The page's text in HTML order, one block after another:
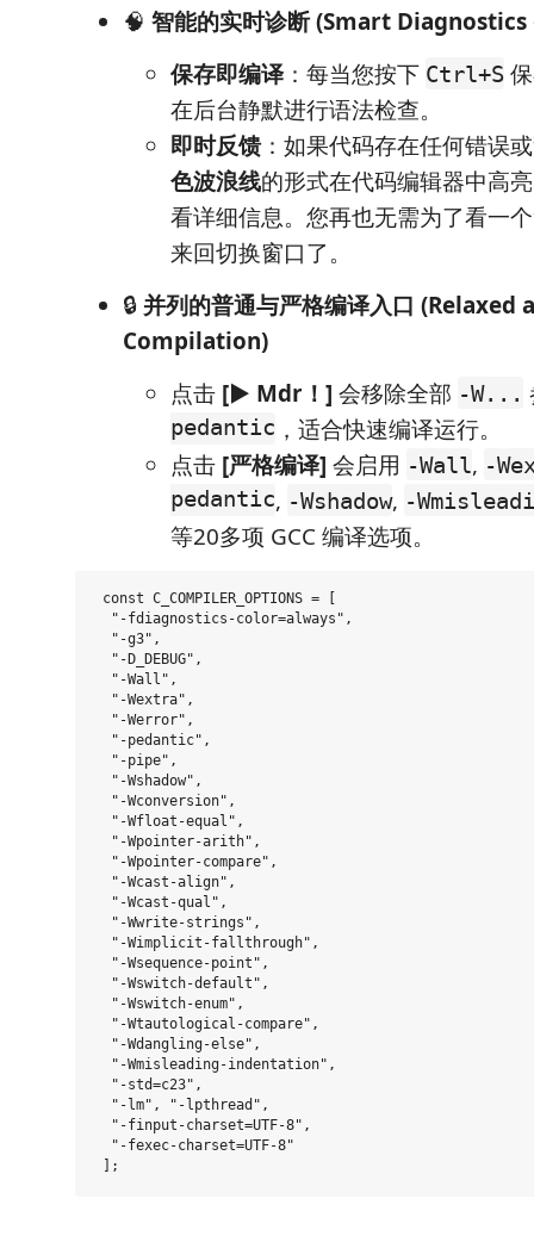
🧠 智能的实时诊断 (Smart Diagnostics
保存即编译：每当您按下 Ctrl+S
在后台静默进行语法检查。
即时反馈：如果代码存在任何错误
色波浪线的形式在代码编辑器中高
看详细信息。您再也无需为了看一
来回切换窗口了。
🔒 并列的普通与严格编译入口 (Relaxed
Compilation)
点击 [▶ Mdr！] 会移除全部 -W...
pedantic ，适合快速编译运行。
点击 [严格编译] 会启用 -Wall, -
pedantic, -Wshadow, -
等20多项 GCC 编译选项。
const C_COMPILER_OPTIONS = [
  "-fdiagnostics-color=always",
  "-g3",
  "-D_DEBUG",
  "-Wall",
  "-Wextra",
  "-Werror",
  "-pedantic",
  "-pipe",
  "-Wshadow",
  "-Wconversion",
  "-Wfloat-equal",
  "-Wpointer-arith",
  "-Wpointer-compare",
  "-Wcast-align",
  "-Wcast-qual",
  "-Wwrite-strings",
  "-Wimplicit-fallthrough",
  "-Wsequence-point",
  "-Wswitch-default",
  "-Wswitch-enum",
  "-Wtautological-compare",
  "-Wdangling-else",
  "-Wmisleading-indentation",
  "-std=c23",
  "-lm", "-lpthread",
  "-finput-charset=UTF-8",
  "-fexec-charset=UTF-8"